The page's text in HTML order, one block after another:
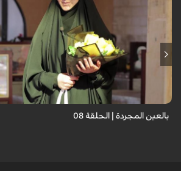
برنامج "بالعين المجردة" هو توثيق إنسانيٌّ شجاعٌ
حيث نستمع فيه إلى شهاداتٍ حيّةٍ لأشخاص عايشوا
بعيونهم ت...
بالعين المجردة | الحلقة 08